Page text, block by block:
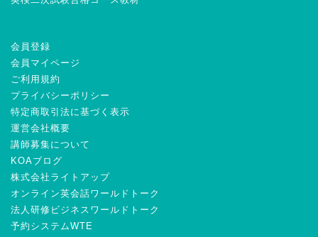
会員登録
会員マイページ
ご利用規約
プライバシーポリシー
特定商取引法に基づく表示
運営会社概要
講師募集について
KOAブログ
株式会社ライトアップ
オンライン英会話ワールドトーク
法人研修ビジネスワールドトーク
予約システムWTE